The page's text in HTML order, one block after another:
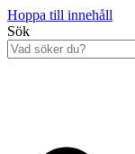
Hoppa till innehåll
Sök